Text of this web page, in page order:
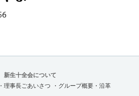
新生十全会について
・理事長ごあいさつ ・グループ概要・沿革